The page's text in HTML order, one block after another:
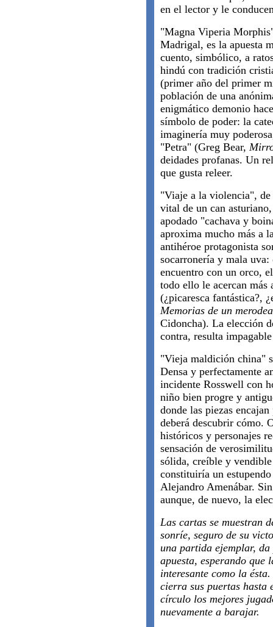
en el lector y le
"Magna Viperia
Madrigal, es la apuesta
cuento, simbólico, a
hindú con tradición
(primer año del primer
población de una
enigmático demonio
símbolo de poder: la
imaginería muy
"Petra" (Greg Bear,
deidades profanas. Un
que gusta releer.
"Viaje a la violencia",
vital de un can
apodado "cachava y
aproxima mucho más a
antihéroe protagonista
socarronería y mala
encuentro con un orco,
todo ello le acercan más
(¿picaresca fantástica?,
Memorias de un
Cidoncha). La elección
contra, resulta
"Vieja maldición china"
Densa y perfectamente
incidente Rosswell con
niño bien progre y
donde las piezas
deberá descubrir cómo.
históricos y personajes
sensación de
sólida, creíble y
constituiría un
Alejandro Amenábar.
aunque, de nuevo, la
Las cartas se muestran
sonríe, seguro de su
una partida ejemplar,
apuesta, esperando que
interesante como la
cierra sus puertas hasta
círculo los mejores
nuevamente a barajar.